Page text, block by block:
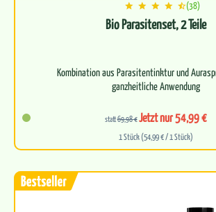
(38)
Bio Parasitenset, 2 Teile
Kombination aus Parasitentinktur und
ganzheitliche Anwendung
Befreit deinen Körper auf allen Ebenen
Begl…
statt69,98 €Jetzt nur 54,99 €
1 Stück (54,99 € / 1 Stück)